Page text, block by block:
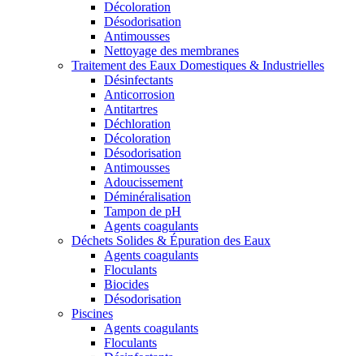
Décoloration
Désodorisation
Antimousses
Nettoyage des membranes
Traitement des Eaux Domestiques & Industrielles
Désinfectants
Anticorrosion
Antitartres
Déchloration
Décoloration
Désodorisation
Antimousses
Adoucissement
Déminéralisation
Tampon de pH
Agents coagulants
Déchets Solides & Épuration des Eaux
Agents coagulants
Floculants
Biocides
Désodorisation
Piscines
Agents coagulants
Floculants